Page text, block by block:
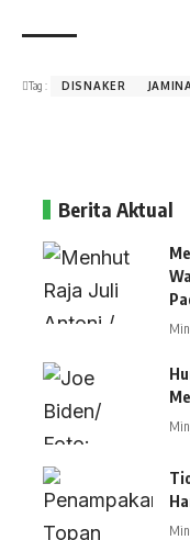
Tag : DISNAKER
Berita Aktual